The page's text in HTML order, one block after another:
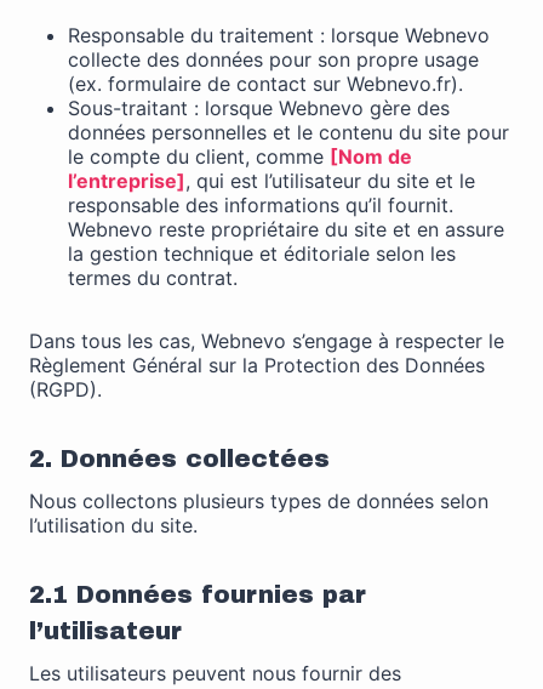
Responsable du traitement : lorsque Webnevo
collecte des données pour son propre usage
(ex. formulaire de contact sur Webnevo.fr).
Sous-traitant : lorsque Webnevo gère des
données personnelles et le contenu du site pour
le compte du client, comme [Nom de
l’entreprise], qui est l’utilisateur du site et le
responsable des informations qu’il fournit.
Webnevo reste propriétaire du site et en assure
la gestion technique et éditoriale selon les
termes du contrat.
Dans tous les cas, Webnevo s’engage à respecter le
Règlement Général sur la Protection des Données
(RGPD).
2. Données collectées
Nous collectons plusieurs types de données selon
l’utilisation du site.
2.1 Données fournies par
l’utilisateur
Les utilisateurs peuvent nous fournir des
Statistiques
Afin que nous
puissions
améliorer la
fonctionnalité
et la
structure du
site Web, en
fonction de
la façon dont
est utilisé.
Afin que notre
site Web
fonctionne
aussi bien que
visite. Si vous
refusez ces
cookies,
certaines